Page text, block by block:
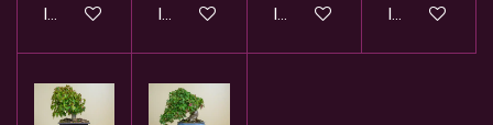
In winkelwagen In winkelwagen In winkelwagen In